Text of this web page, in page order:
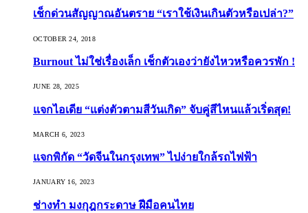
เช็กด่วนสัญญาณอันตราย “เราใช้เงินเกินตัวหรือเปล่า?”
OCTOBER 24, 2018
Burnout ไม่ใช่เรื่องเล็ก เช็กตัวเองว่ายังไหวหรือควรพัก !
JUNE 28, 2025
แจกไอเดีย “แต่งตัวตามสีวันเกิด” จับคู่สีไหนแล้วเริ่ดสุด!
MARCH 6, 2023
แจกพิกัด “วัดจีนในกรุงเทพ” ไปง่ายใกล้รถไฟฟ้า
JANUARY 16, 2023
ช่างทำ มงกุฎกระดาษ ฝีมือคนไทย